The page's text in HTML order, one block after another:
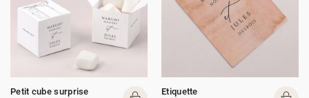
Petit cube surprise
Etiquette